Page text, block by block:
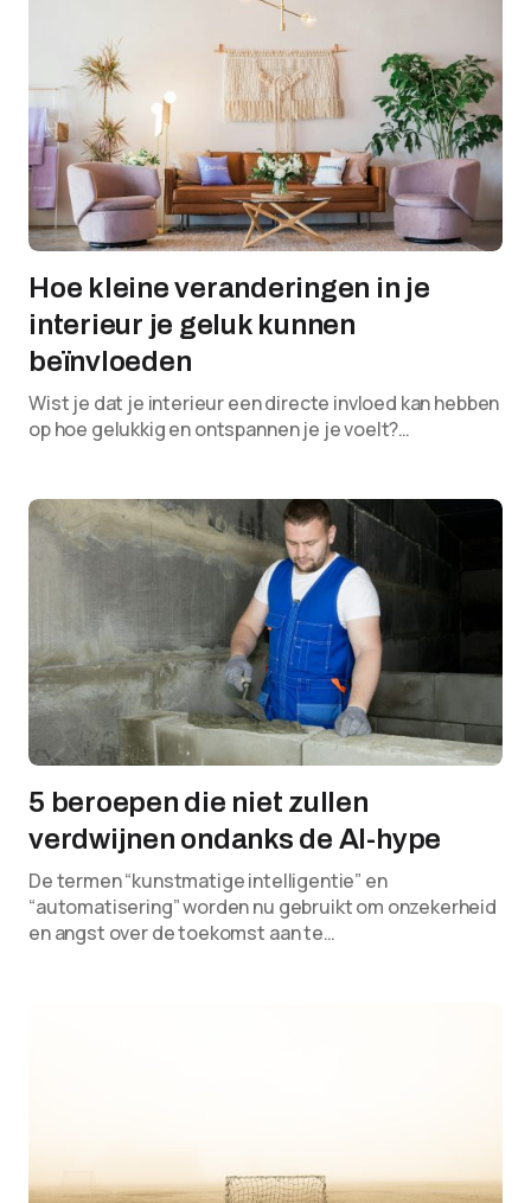
Hoe kleine veranderingen in je
interieur je geluk kunnen
beïnvloeden
Wist je dat je interieur een directe invloed kan hebben
op hoe gelukkig en ontspannen je je voelt?…
5 beroepen die niet zullen
verdwijnen ondanks de AI-hype
De termen “kunstmatige intelligentie” en
“automatisering” worden nu gebruikt om onzekerheid
en angst over de toekomst aan te…